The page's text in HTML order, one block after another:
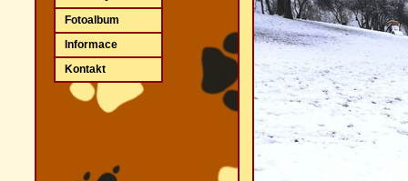
Fotoalbum
Informace
Kontakt